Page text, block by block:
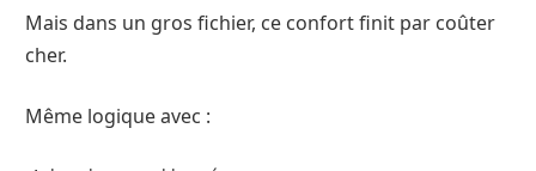
Mais dans un gros fichier, ce confort finit par coûter
cher.
Même logique avec :